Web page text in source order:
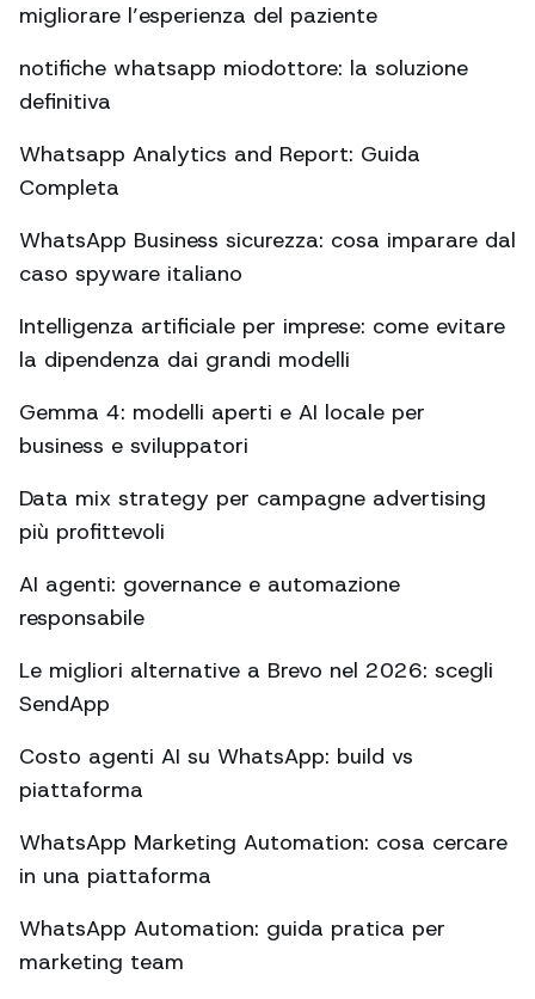
migliorare l’esperienza del paziente
notifiche whatsapp miodottore: la soluzione
definitiva
Whatsapp Analytics and Report: Guida
Completa
WhatsApp Business sicurezza: cosa imparare dal
caso spyware italiano
Intelligenza artificiale per imprese: come evitare
la dipendenza dai grandi modelli
Gemma 4: modelli aperti e AI locale per
business e sviluppatori
Data mix strategy per campagne advertising
più profittevoli
AI agenti: governance e automazione
responsabile
Le migliori alternative a Brevo nel 2026: scegli
SendApp
Costo agenti AI su WhatsApp: build vs
piattaforma
WhatsApp Marketing Automation: cosa cercare
in una piattaforma
WhatsApp Automation: guida pratica per
marketing team